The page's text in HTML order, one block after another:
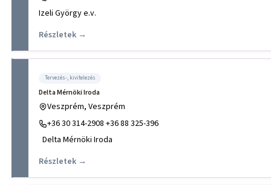
Izeli György e.v.
Részletek →
Tervezés-, kivitelezés
Delta Mérnöki Iroda
Veszprém, Veszprém
+36 30 314-2908 +36 88 325-396
Delta Mérnöki Iroda
Részletek →